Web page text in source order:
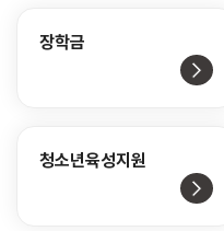
장학금
청소년육성지원